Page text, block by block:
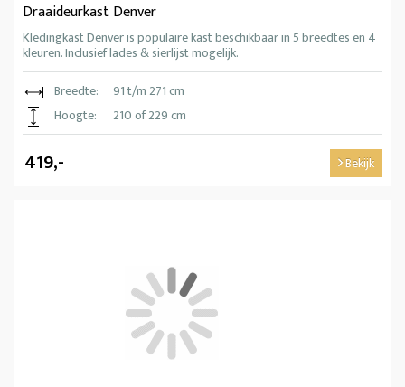
Draaideurkast Denver
Kledingkast Denver is populaire kast beschikbaar in 5 breedtes en 4
kleuren. Inclusief lades & sierlijst mogelijk.
Breedte:
91 t/m 271 cm
Hoogte:
210 of 229 cm
419,- Bekijk